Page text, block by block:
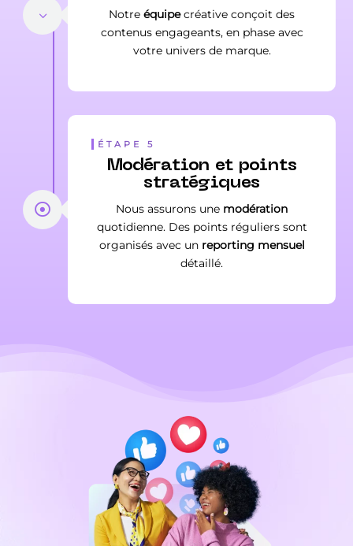
Notre équipecréative conçoit des
contenus engageants, en phase avec
votre univers de marque.
ÉTAPE 5
Modération et points
stratégiques
Nous assurons une modération
quotidienne. Des points réguliers sont
organisés avec un reporting mensuel
détaillé.